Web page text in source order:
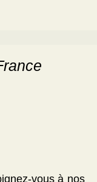
vous à nos